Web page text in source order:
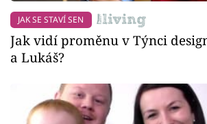
JAK SE STAVÍ SEN
Jak vidí proměnu v Týnci
a Lukáš?